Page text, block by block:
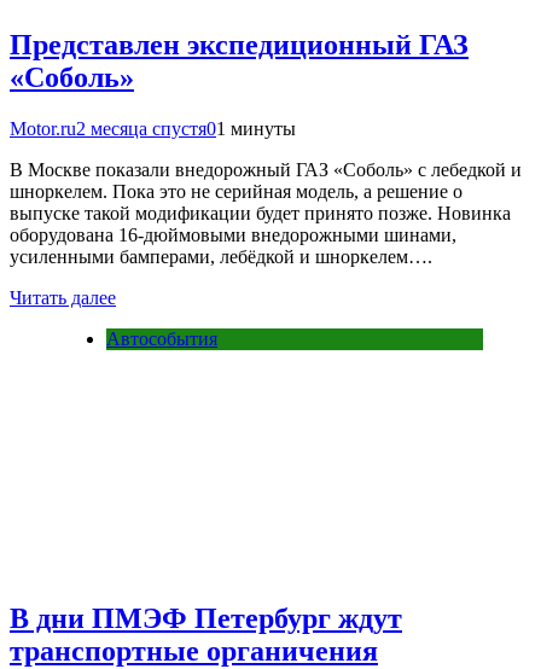
Представлен экспедиционный ГАЗ
«Соболь»
Motor.ru2 месяца спустя01 минуты
В Москве показали внедорожный ГАЗ «Соболь» с лебедкой и
шноркелем. Пока это не серийная модель, а решение о
выпуске такой модификации будет принято позже. Новинка
оборудована 16-дюймовыми внедорожными шинами,
усиленными бамперами, лебёдкой и шноркелем….
Читать далее
Автособытия
В дни ПМЭФ Петербург ждут
транспортные органичения